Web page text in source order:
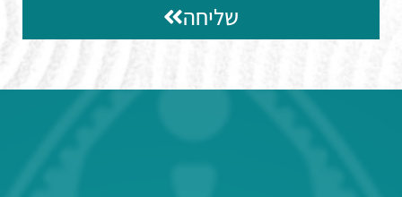
שליחה